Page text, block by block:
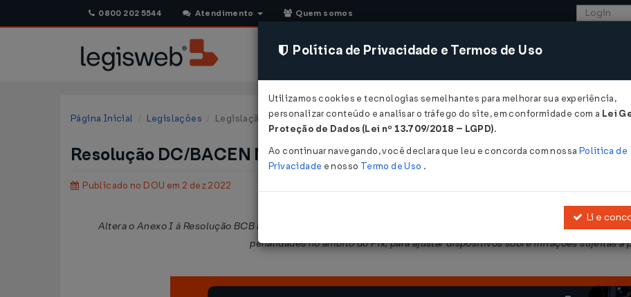
0800 202 5544 Atendimento Quem somos
CONSULTORIA SISTEMAS COMÉRCIO
Página Inicial Legislações Legislação Federal
Resolução DC/BACEN Nº 270 DE 01/12/2022
Publicado no DOU em 2 dez 2022
Altera o Anexo I à Resolução BCB nº 177, de 22 de dezembro de 2021 (Manual de Penalidades do Pix), que
penalidades no âmbito do Pix, para ajustar dispositivos sobre infrações sujeitas a
Política de Privacidade e Termos de Uso
Utilizamos cookies e tecnologias semelhantes para melhorar sua experiência,
personalizar conteúdo e analisar o tráfego do site, em conformidade com a Lei
Proteção de Dados (Lei nº 13.709/2018 – LGPD).
Ao continuar navegando, você declara que leu e concorda com nossa Política de
Privacidade e nosso Termo de Uso .
Li e